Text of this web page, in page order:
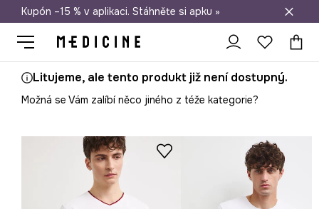
Doprava zdarma při nákupu nad 1 200 Kč
Kupón –15 % v aplikaci. Stáhněte si apku »
Litujeme, ale tento produkt již není dostupný.
Možná se Vám zalíbí něco jiného z téže kategorie?